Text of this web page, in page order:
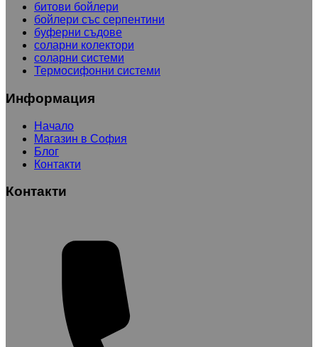
битови бойлери
бойлери със серпентини
буферни съдове
соларни колектори
соларни системи
Термосифонни системи
Информация
Начало
Магазин в София
Блог
Контакти
Контакти